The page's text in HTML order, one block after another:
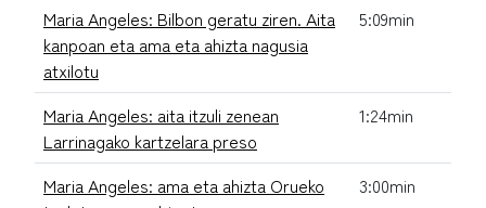
Maria Angeles: Bilbon geratu ziren. Aita
kanpoan eta ama eta ahizta nagusia
atxilotu
5:09min
Maria Angeles: aita itzuli zenean
Larrinagako kartzelara preso
1:24min
Maria Angeles: ama eta ahizta Orueko
3:00min